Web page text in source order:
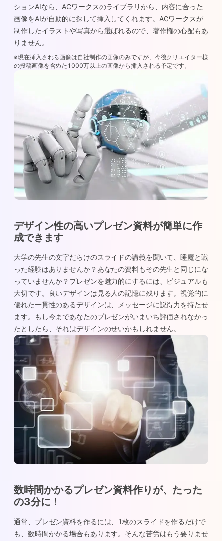
ションAIなら、ACワークスのライブラリから、内容に合った
画像をAIが自動的に探して挿入してくれます。ACワークスが
制作したイラストや写真から選ばれるので、著作権の心配もあ
りません。
※現在挿入される画像は自社制作の画像のみですが、今後クリエイター様
の投稿画像を含めた1000万以上の画像から挿入される予定です。
デザイン性の高いプレゼン資料が簡単に作
成できます
大学の先生の文字だらけのスライドの講義を聞いて、睡魔と戦
った経験はありませんか？あなたの資料もその先生と同じにな
っていませんか？プレゼンを魅力的にするには、ビジュアルも
大切です。良いデザインは見る人の記憶に残ります。視覚的に
優れた一貫性のあるデザインは、メッセージに説得力を持たせ
ます。もし今まであなたのプレゼンがいまいち評価されなかっ
たとしたら、それはデザインのせいかもしれません。
数時間かかるプレゼン資料作りが、たった
の3分に！
通常、プレゼン資料を作るには、1枚のスライドを作るだけで
も、数時間かかる場合もあります。そんな苦労はもう要りませ